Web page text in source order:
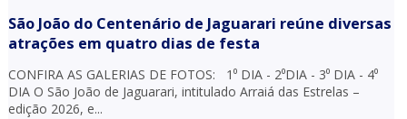
São João do Centenário de Jaguarari reúne diversas
atrações em quatro dias de festa
CONFIRA AS GALERIAS DE FOTOS: 1⁰ DIA - 2⁰DIA - 3⁰ DIA - 4⁰
DIA O São João de Jaguarari, intitulado Arraiá das Estrelas –
edição 2026, e...